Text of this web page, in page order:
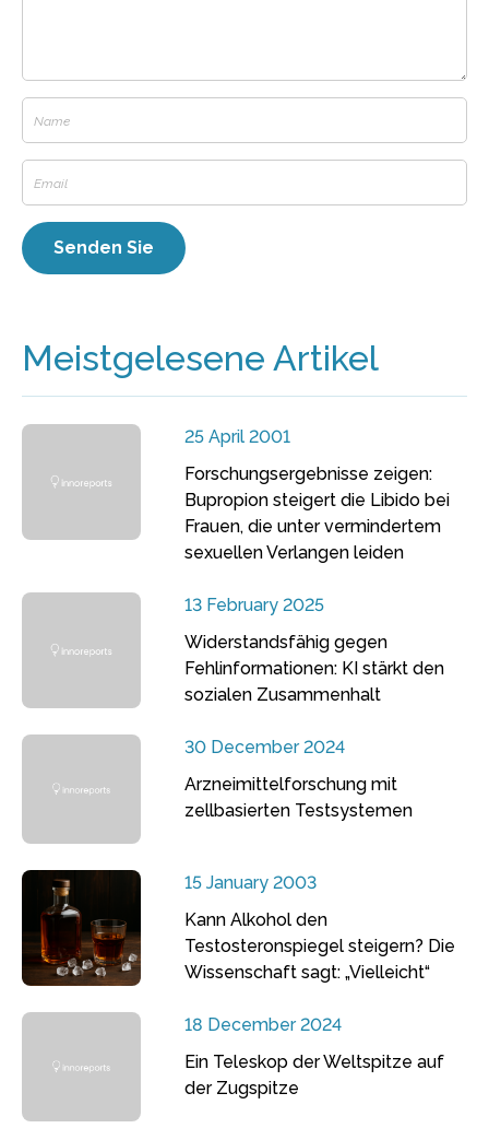
Meistgelesene Artikel
25 April 2001
Forschungsergebnisse zeigen:
Bupropion steigert die Libido bei
Frauen, die unter vermindertem
sexuellen Verlangen leiden
13 February 2025
Widerstandsfähig gegen
Fehlinformationen: KI stärkt den
sozialen Zusammenhalt
30 December 2024
Arzneimittelforschung mit
zellbasierten Testsystemen
15 January 2003
Kann Alkohol den
Testosteronspiegel steigern? Die
Wissenschaft sagt: „Vielleicht“
18 December 2024
Ein Teleskop der Weltspitze auf
der Zugspitze